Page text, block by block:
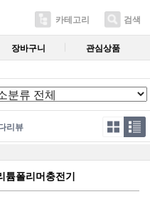
카테고리 검색
장바구니 관심상품
리뷰
폴리머충전기